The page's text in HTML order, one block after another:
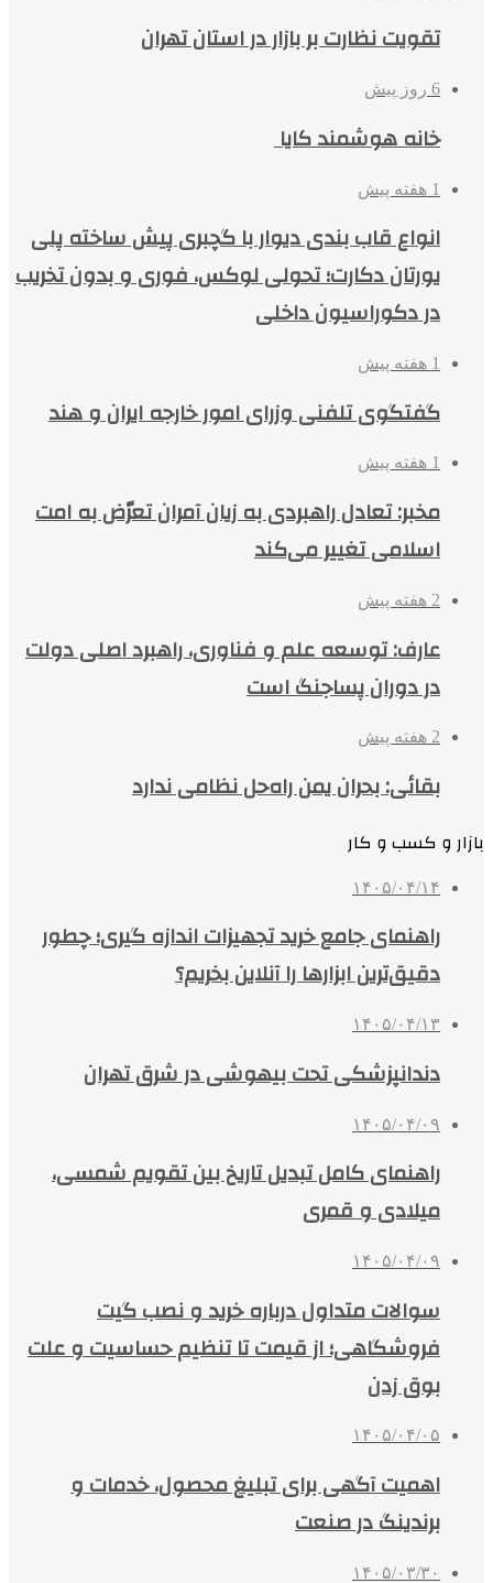
تقویت نظارت بر بازار در استان تهران
6 روز پیش
خانه هوشمند کایا
1 هفته پیش
انواع قاب بندی دیوار با گچبری پیش ساخته پلی
یورتان دکارت؛ تحولی لوکس، فوری و بدون تخریب
در دکوراسیون داخلی
1 هفته پیش
گفتگوی تلفنی وزرای امور خارجه ایران و هند
1 هفته پیش
مخبر: تعادل راهبردی به زیان آمران تعرّض به امت
اسلامی تغییر می‌کند
2 هفته پیش
عارف: توسعه علم و فناوری، راهبرد اصلی دولت
در دوران پساجنگ است
2 هفته پیش
بقائی: بحران یمن راه‌حل نظامی ندارد
بازار و کسب و کار
۱۴۰۵/۰۴/۱۴
راهنمای جامع خرید تجهیزات اندازه گیری؛ چطور
دقیق‌ترین ابزارها را آنلاین بخریم؟
۱۴۰۵/۰۴/۱۳
دندانپزشکی تحت بیهوشی در شرق تهران
۱۴۰۵/۰۴/۰۹
راهنمای کامل تبدیل تاریخ بین تقویم شمسی،
میلادی و قمری
۱۴۰۵/۰۴/۰۹
سوالات متداول درباره خرید و نصب گیت
فروشگاهی؛ از قیمت تا تنظیم حساسیت و علت
بوق زدن
۱۴۰۵/۰۴/۰۵
اهمیت آگهی برای تبلیغ محصول، خدمات و
برندینگ در صنعت
۱۴۰۵/۰۳/۳۰